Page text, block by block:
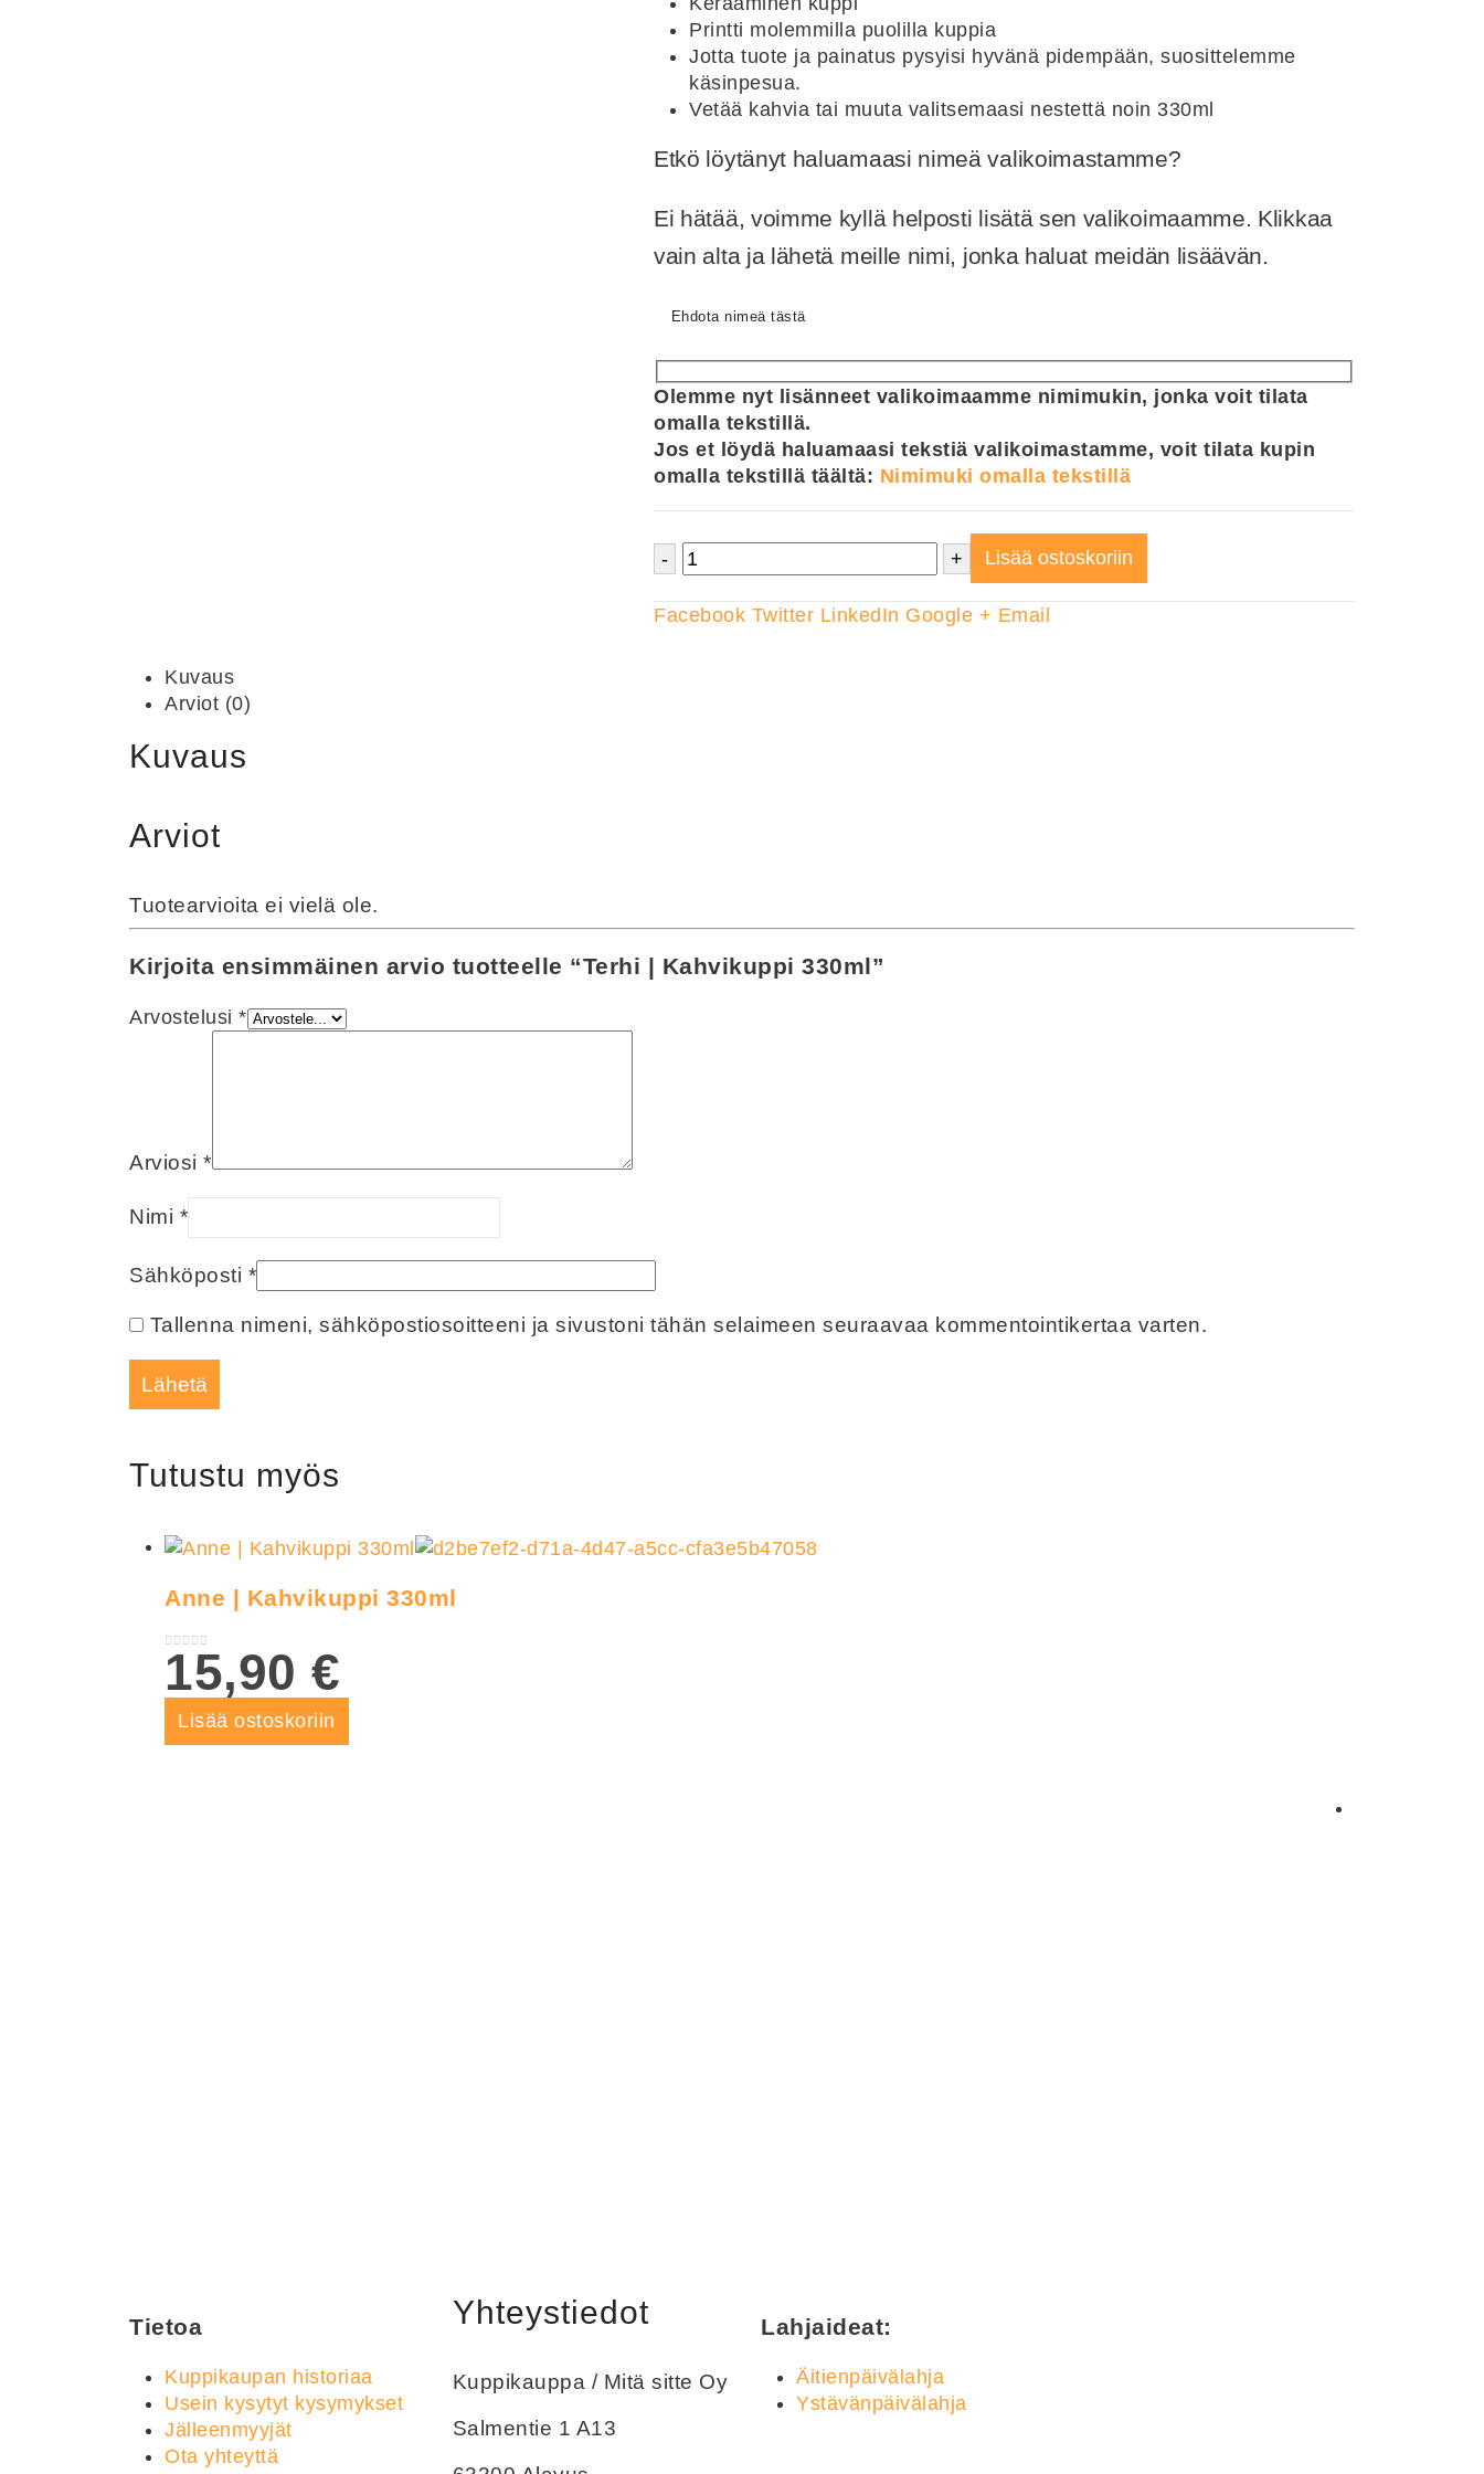
Printti molemmilla puolilla kuppia
Jotta tuote ja painatus pysyisi hyvänä pidempään, suosittelemme
käsinpesua.
Vetää kahvia tai muuta valitsemaasi nestettä noin 330ml
Etkö löytänyt haluamaasi nimeä valikoimastamme?
Ei hätää, voimme kyllä helposti lisätä sen valikoimaamme. Klikkaa
vain alta ja lähetä meille nimi, jonka haluat meidän lisäävän.
Ehdota nimeä tästä
Olemme nyt lisänneet valikoimaamme nimimukin, jonka voit tilata
omalla tekstillä.
Jos et löydä haluamaasi tekstiä valikoimastamme, voit tilata kupin
omalla tekstillä täältä: Nimimuki omalla tekstillä
- + Lisää ostoskoriin
Facebook Twitter LinkedIn Google + Email
Kuvaus
Arviot (0)
Kuvaus
Arviot
Tuotearvioita ei vielä ole.
Kirjoita ensimmäinen arvio tuotteelle “Terhi | Kahvikuppi 330ml”
Arvostelusi *
Arviosi *
Nimi *
Sähköposti *
Tallenna nimeni, sähköpostiosoitteeni ja sivustoni tähän selaimeen seuraavaa kommentointikertaa varten.
Tutustu myös
Anne | Kahvikuppi 330ml
0out of 5
15,90 €
Lisää ostoskoriin
Tietoa
Kuppikaupan historiaa
Usein kysytyt kysymykset
Jälleenmyyjät
Ota yhteyttä
Yhteystiedot
Kuppikauppa / Mitä sitte Oy
Salmentie 1 A13
Lahjaideat:
Äitienpäivälahja
Ystävänpäivälahja